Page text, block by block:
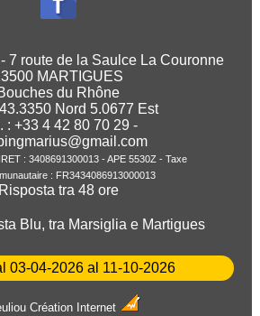
7 route de la Saulce La Couronne
MARTIGUES
du Rhône
43.3350 Nord 5.0677 Est
: +33 4 42 80 70 29 -
: 3408691300013 - APE 5530Z - Taxe
: FR3434086913000013
Risposta tra 48 ore
Blu, tra Marsiglia e Martigues
03-04-2026 al 11-10-2026
Création Internet